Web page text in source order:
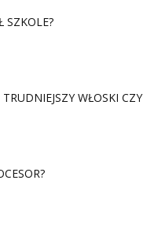
SZKOLE?
TRUDNIEJSZY WŁOSKI CZY